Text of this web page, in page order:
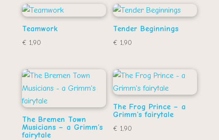
Teamwork
€1,90
Tender Beginnings
€ 1,90
The Bremen Town
Musicians – a Grimm’s
fairytale
The Frog Prince – a
Grimm’s fairytale
€ 1,90